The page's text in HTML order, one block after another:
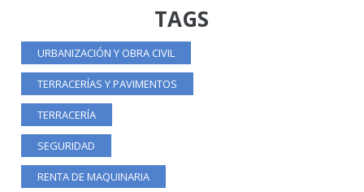
TAGS
URBANIZACIÓN Y OBRA CIVIL
TERRACERÍAS Y PAVIMENTOS
TERRACERÍA
SEGURIDAD
RENTA DE MAQUINARIA